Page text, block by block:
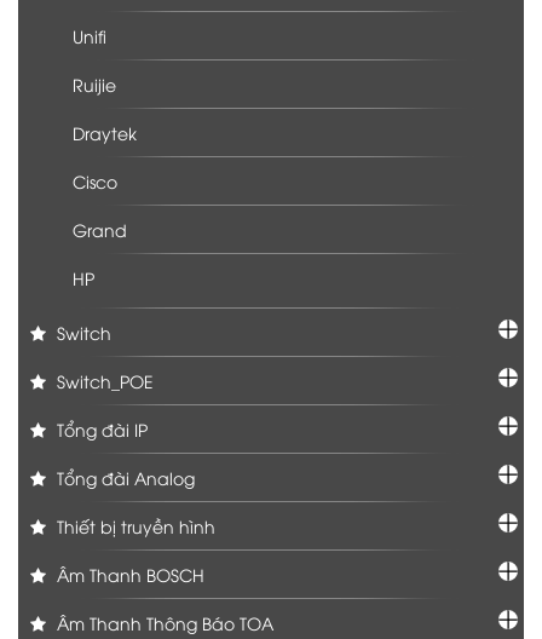
Unifi
Ruijie
Draytek
Cisco
Grand
HP
Switch
Switch_POE
Tổng đài IP
Tổng đài Analog
Thiết bị truyền hình
Âm Thanh BOSCH
Âm Thanh Thông Báo TOA